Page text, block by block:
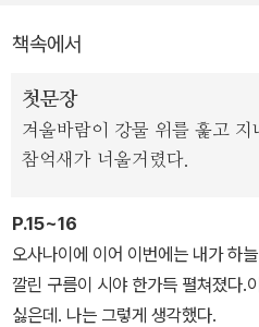
깨어난 고바토는 머리맡에 남겨진
나선 것 같은데…….
그런데 이 사건, 삼 년 전 고바토가
연의 일치일까? 그리고 고바토는 어
를 만날 수 없는 것일까?
책속에서
첫문장
겨울바람이 강물 위를 훑고
참억새가 너울거렸다.
P.15~16
오사나이에 이어 이번에는 내가 하
깔린 구름이 시야 한가득 펼쳐졌다.
싫은데. 나는 그렇게 생각했다.